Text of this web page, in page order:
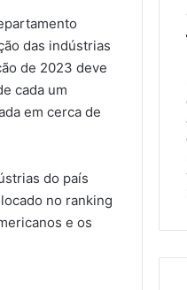
das indústrias
de 2023 deve
cada um
em cerca de
do país
no ranking
e os